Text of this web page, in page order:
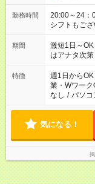
勤務時間
20:00～24：
シフトもご
期間
激短1日～
はアナタ次第
特徴 週1日からOK
業・Wワーク
なし / パソコ
気になる！